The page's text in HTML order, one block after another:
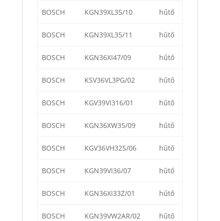
BOSCH KGN39XL35/10 hűtő
BOSCH KGN39XL35/11 hűtő
BOSCH KGN36XI47/09 hűtő
BOSCH KSV36VL3PG/02 hűtő
BOSCH KGV39VI316/01 hűtő
BOSCH KGN36XW35/09 hűtő
BOSCH KGV36VH32S/06 hűtő
BOSCH KGN39VI36/07 hűtő
BOSCH KGN36XI33Z/01 hűtő
BOSCH KGN39VW2AR/02 hűtő